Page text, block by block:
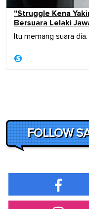
"Struggle Kena
Bersuara Lelaki
Itu memang suara dia.
FOLLOW